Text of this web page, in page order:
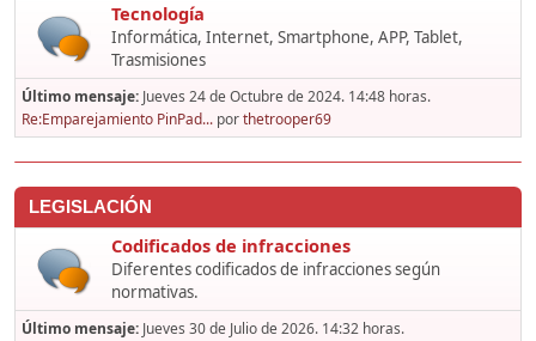
Tecnología
Informática, Internet, Smartphone, APP, Tablet,
Trasmisiones
Último mensaje: Jueves 24 de Octubre de 2024. 14:48 horas.
Re:Emparejamiento PinPad... porthetrooper69
LEGISLACIÓN
Codificados de infracciones
Diferentes codificados de infracciones según
normativas.
Último mensaje: Jueves 30 de Julio de 2026. 14:32 horas.